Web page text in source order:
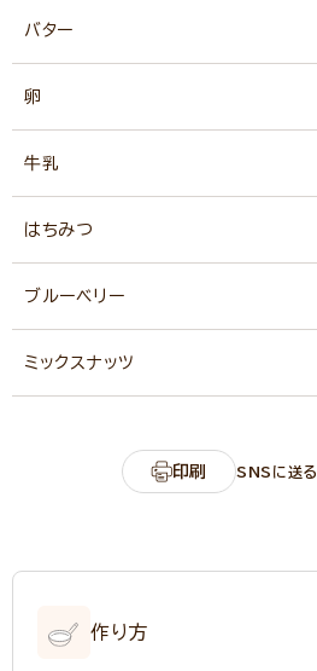
バター
卵
牛乳
はちみつ
ブルーベリー
ミックスナッツ
印刷 SNSに送る
作り方